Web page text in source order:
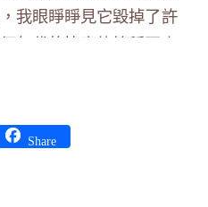
我眼睜睜見它毀掉了許
年代的比賽儘管稱不上
，沒有終點。」我見過
過很多孩子的靈魂因考
Share